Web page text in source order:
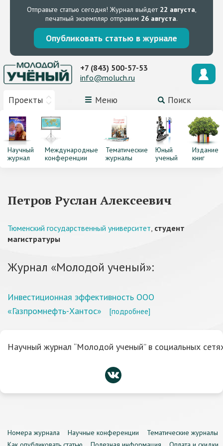
Отправьте статью сегодня! Журнал выйдет 22 августа,
печатный экземпляр отправим 26 августа.
Опубликовать статью в журнале
Проекты Меню Поиск
+7 (843) 500-57-53
info@moluch.ru
Научный
журнал
Международные
конференции
Тематические
журналы
Юный
ученый
Издание
книг
Петров Руслан Алексеевич
Тюменский государственный университет, студент
магистратуры
Журнал «Молодой ученый»:
Инвестиционная эффективность ООО
«Газпромнефть-Хантос»
[подробнее]
Научный журнал “Молодой ученый” в социальных
Номера журнала Научные конференции
Тематические журналы